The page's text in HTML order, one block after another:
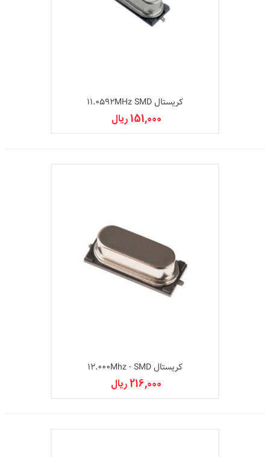
کریستال 11.0592MHz SMD
151,000 ریال
کریستال 12.000Mhz - SMD
216,000 ریال